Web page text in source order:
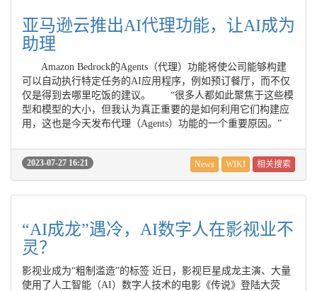
亚马逊云推出AI代理功能，让AI成为
助理
Amazon Bedrock的Agents（代理）功能将使公司能够构建
可以自动执行特定任务的AI应用程序，例如预订餐厅，而不仅
仅是得到去哪里吃饭的建议。 “很多人都如此聚焦于这些模
型和模型的大小，但我认为真正重要的是如何利用它们构建应
用，这也是今天发布代理（Agents）功能的一个重要原因。”
2023-07-27 16:21 News WIKI 相关搜索
“AI成龙”遇冷，AI数字人在影视业不
灵？
影视业成为“粗制滥造”的标签 近日，影视巨星成龙主演、大量
使用了人工智能（AI）数字人技术的电影《传说》登陆大荧